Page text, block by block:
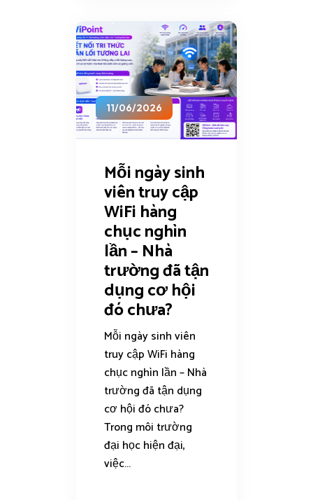
11/06/2026
Mỗi ngày sinh
viên truy cập
WiFi hàng
chục nghìn
lần – Nhà
trường đã tận
dụng cơ hội
đó chưa?
Mỗi ngày sinh viên
truy cập WiFi hàng
chục nghìn lần – Nhà
trường đã tận dụng
cơ hội đó chưa?
Trong môi trường
đại học hiện đại,
việc...